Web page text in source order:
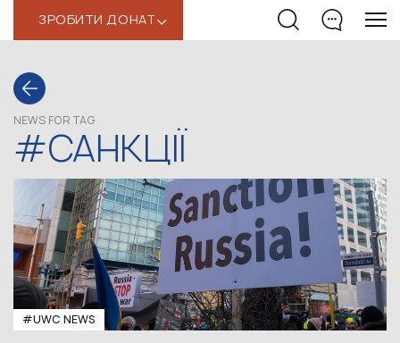
ЗРОБИТИ ДОНАТ‹
NEWS FOR TAG
#САНКЦІЇ
#UWС NEWS